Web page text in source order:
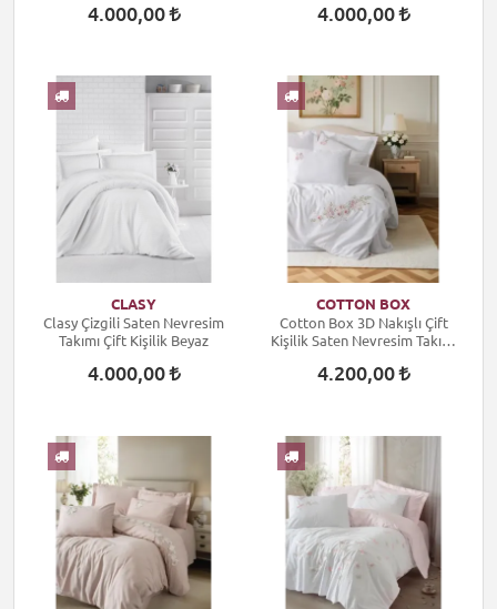
4.000,00 4.000,00
CLASY
Clasy Çizgili Saten Nevresim
Takımı Çift Kişilik Beyaz
4.000,00
COTTON BOX
Cotton Box 3D Nakışlı Çift
Kişilik Saten Nevresim Takımı
4.200,00